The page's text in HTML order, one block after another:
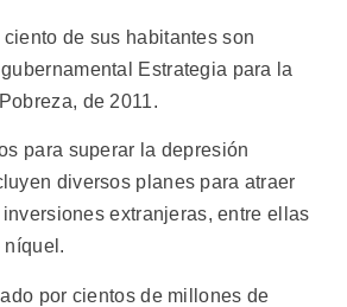
de sus habitantes son
Estrategia para la
de 2011.
para superar la depresión
diversos planes para atraer
extranjeras, entre ellas
níquel.
por cientos de millones de